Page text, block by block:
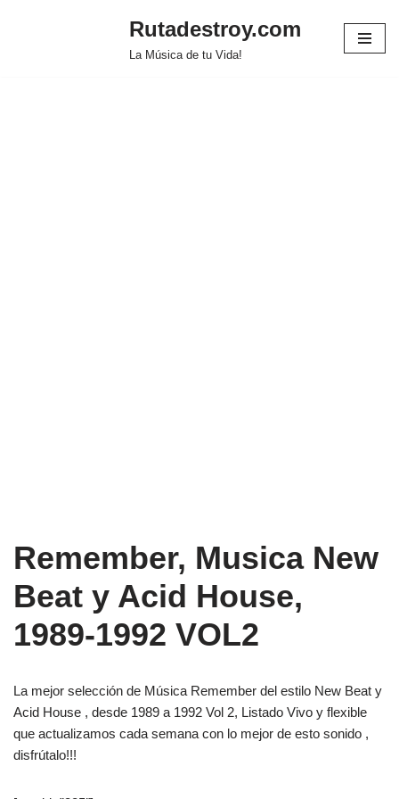
Rutadestroy.com
La Música de tu Vida!
Remember, Musica New
Beat y Acid House,
1989-1992 VOL2
La mejor selección de Música Remember del estilo New Beat y
Acid House , desde 1989 a 1992 Vol 2, Listado Vivo y flexible
que actualizamos cada semana con lo mejor de esto sonido ,
disfrútalo!!!